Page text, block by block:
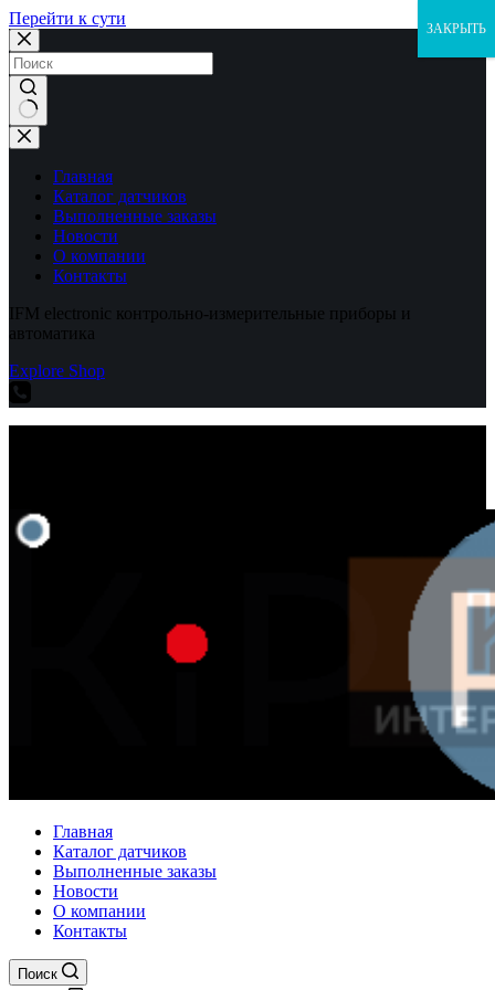
Перейти к сути
Ничего
не
найденоГлавная
Каталог датчиков
Выполненные заказы
Новости
О компании
Контакты
IFM electronic контрольно-измерительные приборы и
автоматика
Explore Shop
Главная
Каталог датчиков
Выполненные заказы
Новости
О компании
Контакты
Поиск
ЗАКРЫТЬ